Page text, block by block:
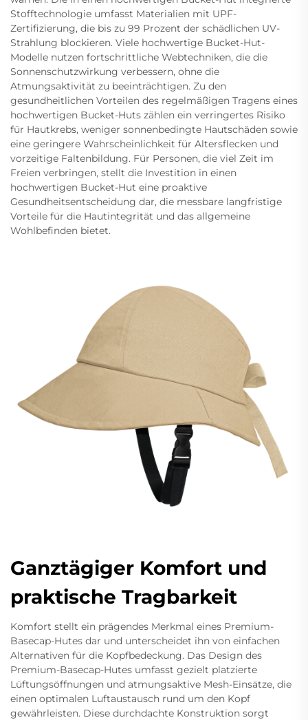
Stofftechnologie umfasst Materialien mit UPF-
Zertifizierung, die bis zu 99 Prozent der schädlichen UV-
Strahlung blockieren. Viele hochwertige Bucket-Hut-
Modelle nutzen fortschrittliche Webtechniken, die die
Sonnenschutzwirkung verbessern, ohne die
Atmungsaktivität zu beeinträchtigen. Zu den
gesundheitlichen Vorteilen des regelmäßigen Tragens eines
hochwertigen Bucket-Huts zählen ein verringertes Risiko
für Hautkrebs, weniger sonnenbedingte Hautschäden sowie
eine geringere Wahrscheinlichkeit für Altersflecken und
vorzeitige Faltenbildung. Für Personen, die viel Zeit im
Freien verbringen, stellt die Investition in einen
hochwertigen Bucket-Hut eine proaktive
Gesundheitsentscheidung dar, die messbare langfristige
Vorteile für die Hautintegrität und das allgemeine
Wohlbefinden bietet.
Ganztägiger Komfort und
praktische Tragbarkeit
Komfort stellt ein prägendes Merkmal eines Premium-
Basecap-Hutes dar und unterscheidet ihn von einfachen
Alternativen für die Kopfbedeckung. Das Design des
Premium-Basecap-Hutes umfasst gezielt platzierte
Lüftungsöffnungen und atmungsaktive Mesh-Einsätze, die
einen optimalen Luftaustausch rund um den Kopf
gewährleisten. Diese durchdachte Konstruktion sorgt